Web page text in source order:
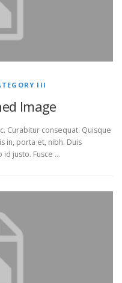
III
Image
Curabitur consequat. Quisque
in, porta et, nibh. Duis
justo. Fusce …